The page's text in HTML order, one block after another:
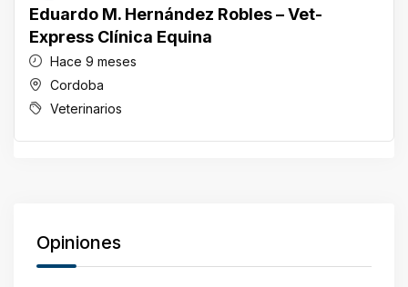
Eduardo M. Hernández Robles – Vet-
Express Clínica Equina
Hace 9 meses
Cordoba
Veterinarios
Opiniones